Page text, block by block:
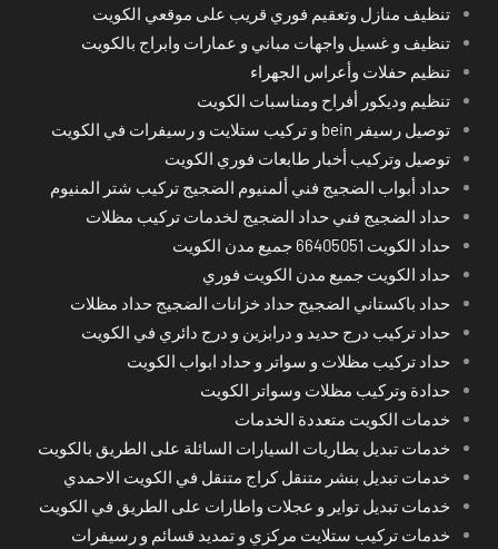
تنظيف منازل وتعقيم فوري قريب على موقعي الكويت
تنظيف و غسيل واجهات مباني و عمارات وابراج بالكويت
تنظيم حفلات وأعراس الجهراء
تنظيم وديكور أفراح ومناسبات الكويت
توصيل رسيفر bein و تركيب ستلايت و رسيفرات في الكويت
توصيل وتركيب أخبار طابعات فوري الكويت
حداد أبواب الضجيج فني ألمنيوم الضجيج تركيب شتر المنيوم
حداد الضجيج فني حداد الضجيج لخدمات تركيب مظلات
حداد الكويت 66405051 جميع مدن الكويت
حداد الكويت جميع مدن الكويت فوري
حداد باكستاني الضجيج حداد خزانات الضجيج حداد مظلات
حداد تركيب درج حديد و درابزين و درج دائري في الكويت
حداد تركيب مظلات و سواتر و حداد ابواب الكويت
حدادة وتركيب مظلات وسواتر الكويت
خدمات الكويت متعددة الخدمات
خدمات تبديل بطاريات السيارات السائلة على الطريق بالكويت
خدمات تبديل بنشر متنقل كراج متنقل في الكويت الاحمدي
خدمات تبديل تواير و عجلات واطارات على الطريق في الكويت
خدمات تركيب ستلايت مركزي و تمديد قسائم و رسيفرات